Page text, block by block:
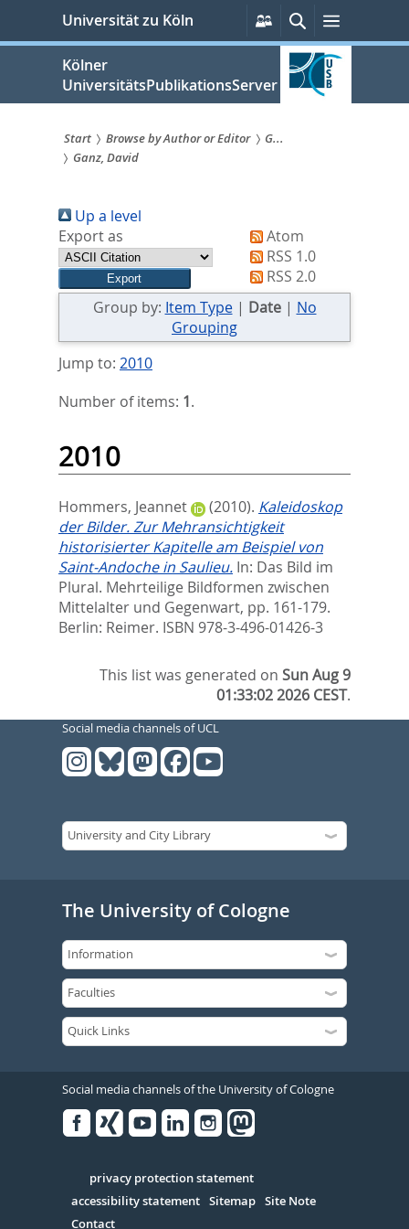
springen
Universität zu Köln
Persönliche
Services
SucheMenü
Kölner
UniversitätsPublikationsServer
Sie
sind
hier:
Start Browse by Author or Editor
G...
Ganz, David
Up a level
Export as
Atom
RSS 1.0
RSS 2.0
Group by: Item Type| Date| No
Grouping
Jump to: 2010
Number of items: 1.
2010
Hommers, Jeannet (2010). Kaleidoskop
der Bilder. Zur Mehransichtigkeit
historisierter Kapitelle am Beispiel von
Saint-Andoche in Saulieu. In: Das Bild im
Plural. Mehrteilige Bildformen zwischen
Mittelalter und Gegenwart, pp. 161-179.
Berlin: Reimer. ISBN 978-3-496-01426-3
This list was generated onSun Aug 9
01:33:02 2026 CEST.
Social media channels of UCL
The University of Cologne
Social media channels of the University of Cologne
Serivce
privacy protection statement
accessibility statement Sitemap Site Note
Contact